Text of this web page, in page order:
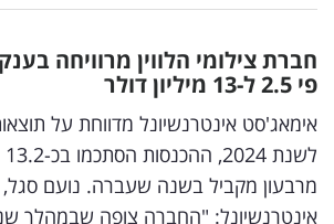
דיגיטל
וטק
שיווק
ופרסום
חברת צילומי הלווין מרוויחה
פי 2.5 ל-13 מיליון דולר
אימאג'סט אינטרנשיונל מדווחת על
מרבעון מקביל בשנה שעברה. נועם